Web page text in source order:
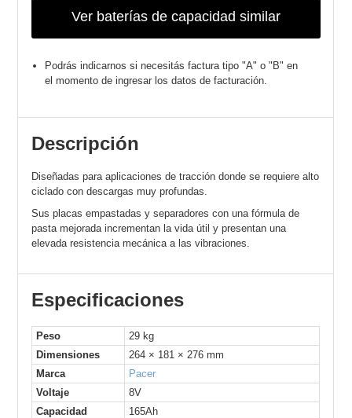
Ver baterías de capacidad similar
Podrás indicarnos si necesitás factura tipo "A" o "B" en
el momento de ingresar los datos de facturación.
Descripción
Diseñadas para aplicaciones de tracción donde se requiere alto
ciclado con descargas muy profundas.
Sus placas empastadas y separadores con una fórmula de
pasta mejorada incrementan la vida útil y presentan una
elevada resistencia mecánica a las vibraciones.
Especificaciones
Peso
29 kg
Dimensiones
264 × 181 × 276 mm
Marca
Pacer
Voltaje
8V
Capacidad
165Ah